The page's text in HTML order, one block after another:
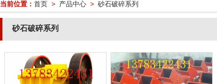
当前位置： 首页 > 产品中心 > 砂石破碎系列
砂石破碎系列